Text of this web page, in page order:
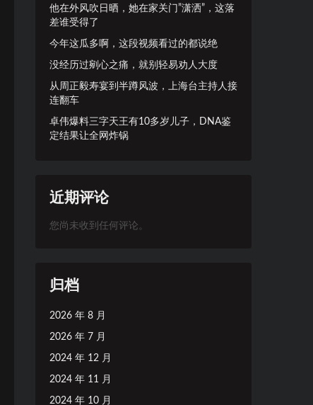
他在外风吹日晒，她在家关门”潇洒”，这落
差谁受得了
今年这瓜多啊，这段视频看过的都说绝
没经历过剜心之痛，就别轻易劝人大度
从周正毅寿宴到半蹲风波，上海台主持人接
连翻车
卓伟爆料三字天王有10多岁儿子，DNA鉴
定结果让全网炸锅
近期评论
您尚未收到任何评论。
归档
2026 年 8 月
2026 年 7 月
2024 年 12 月
2024 年 11 月
2024 年 10 月